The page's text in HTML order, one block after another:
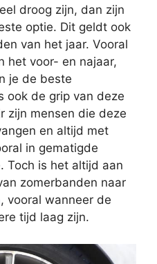
droog zijn, dan zijn
optie. Dit geldt ook
van het jaar. Vooral
het voor- en najaar,
je de beste
ook de grip van deze
zijn mensen die deze
en altijd met
in gematigde
Toch is het altijd aan
zomerbanden naar
, vooral wanneer de
tijd laag zijn.